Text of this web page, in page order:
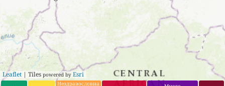
Leaflet | Tiles powered by Esri
Нездравословна